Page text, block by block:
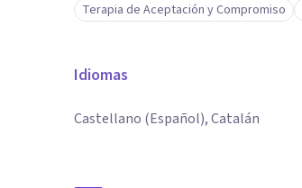
Terapia de Aceptación y Compromiso
Idiomas
Castellano (Español), Catalán